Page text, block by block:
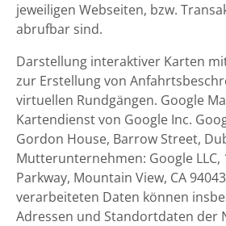
jeweiligen Webseiten, bzw.
abrufbar sind.
Darstellung interaktiver Karten
zur Erstellung von
virtuellen Rundgängen. Google
Kartendienst von Google Inc.
Gordon House, Barrow Street,
Mutterunternehmen: Google
Parkway, Mountain View, CA
verarbeiteten Daten können
Adressen und Standortdaten der